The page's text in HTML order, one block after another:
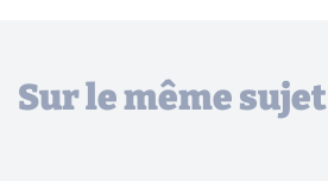
Sur le même sujet